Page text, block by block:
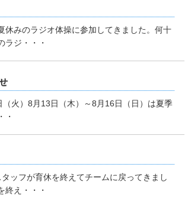
休みのラジオ体操に参加してきました。何十
ラジ・・・
（火）8月13日（木）～8月16日（日）は夏季
・
ッフが育休を終えてチームに戻ってきまし
終え・・・